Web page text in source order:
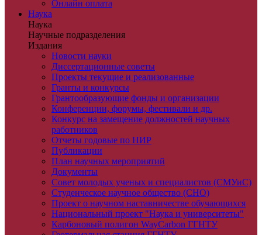
Онлайн оплата
Наука
Наука
Научные подразделения
Издания
Новости науки
Диссертационные советы
Проекты текущие и реализованные
Гранты и конкурсы
Грантообразующие фонды и организации
Конференции, форумы, фестивали и др.
Конкурс на замещение должностей научных
работников
Отчеты годовые по НИР
Публикации
План научныx мероприятий
Документы
Совет молодых ученых и специалистов (СМУиС)
Студенческое научное общество (СНО)
Проект о научном наставничестве обучающихся
Национальный проект "Наука и университеты"
Карбоновый полигон WayCarbon ГГНТУ